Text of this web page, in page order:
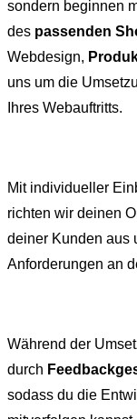
sondern beginnen
des passenden
Webdesign,
uns um die
Ihres Webauftritts.
Mit individueller
richten wir deinen
deiner Kunden aus
Anforderungen an
Während der
durch
sodass du die